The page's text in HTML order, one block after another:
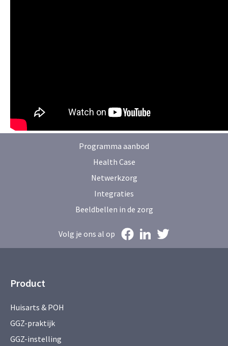
Programma aanbod
Health Case
Netwerkzorg
Integraties
Beeldbellen in de zorg
Volg je ons al op
Product
Huisarts & POH
GGZ-praktijk
GGZ-instelling